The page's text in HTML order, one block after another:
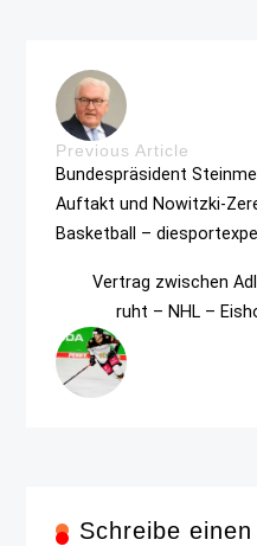
Previous Article
Bundespräsident
Auftakt und Nowitzki-
Basketball –
Vertrag zwischen
ruht – NHL –
Schreibe